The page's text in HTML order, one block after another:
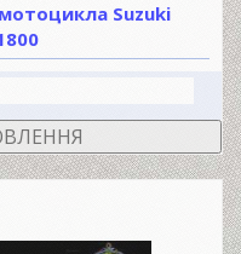
Suzuki